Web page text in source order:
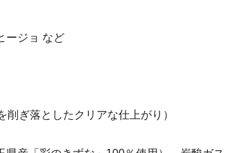
ージョ など
削ぎ落としたクリアな仕上がり）